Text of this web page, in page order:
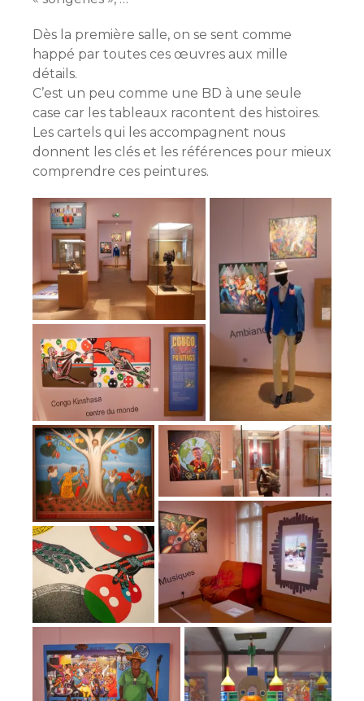
Dès la première salle, on se sent comme
happé par toutes ces œuvres aux mille
détails.
C’est un peu comme une BD à une seule
case car les tableaux racontent des histoires.
Les cartels qui les accompagnent nous
donnent les clés et les références pour mieux
comprendre ces peintures.